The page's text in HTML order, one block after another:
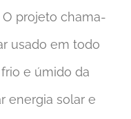
O projeto chama-
usado em todo
e úmido da
energia solar e